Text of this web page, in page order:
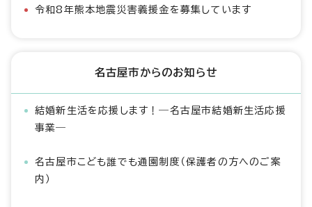
令和8年熊本地震災害義援金を募集しています
名古屋市からのお知らせ
結婚新生活を応援します！―名古屋市結婚新生活応援
事業―
名古屋市こども誰でも通園制度（保護者の方へのご案
内）